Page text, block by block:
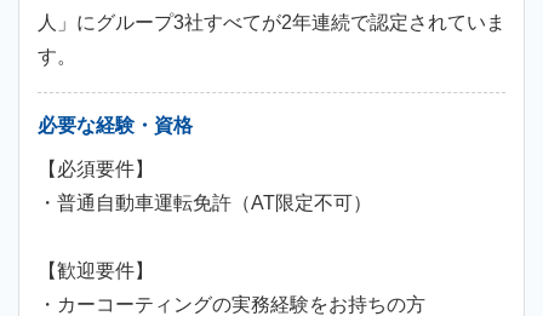
人」にグループ3社すべてが2年連続で認定されていま
す。
必要な経験・資格
【必須要件】
・普通自動車運転免許（AT限定不可）
【歓迎要件】
・カーコーティングの実務経験をお持ちの方